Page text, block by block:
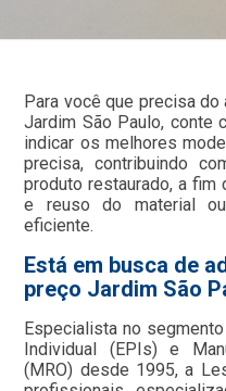
Para você que precisa
Jardim São Paulo, conte
indicar os melhores
precisa, contribuindo
produto restaurado, a fim
e reuso do material
eficiente.
Está em busca de
preço Jardim São
Especialista no
Individual (EPIs) e
(MRO) desde 1995, a